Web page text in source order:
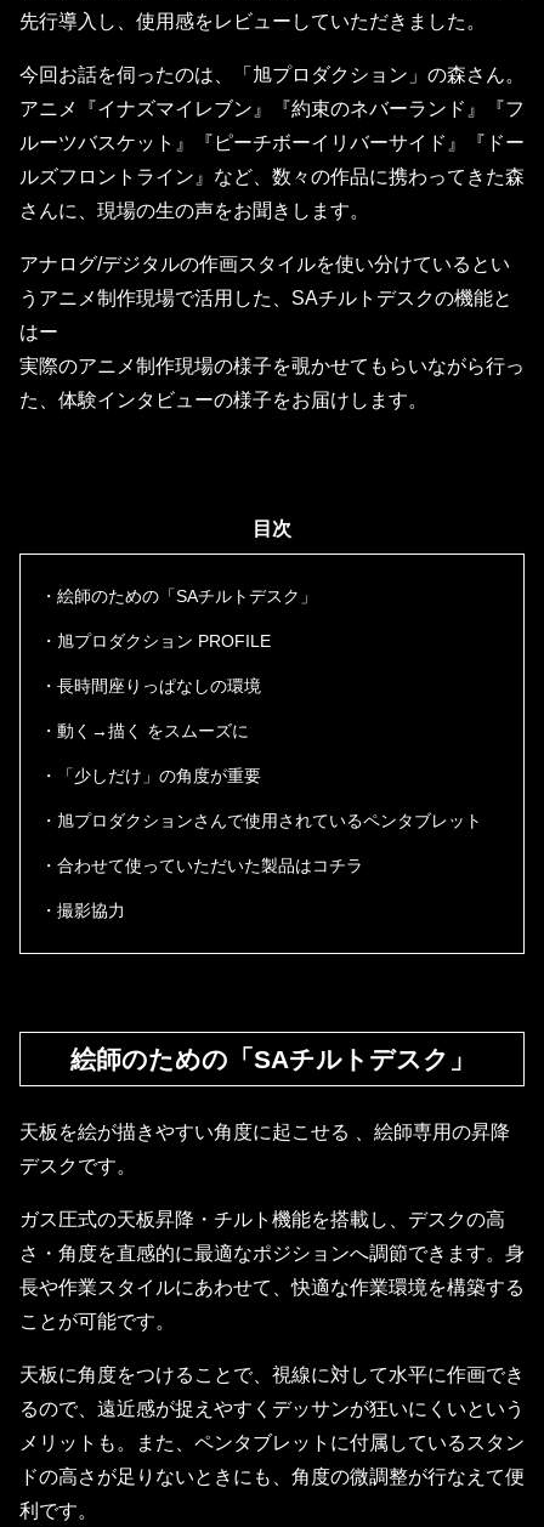
先行導入し、使用感をレビューしていただきました。
今回お話を伺ったのは、「旭プロダクション」の森さん。
アニメ『イナズマイレブン』『約束のネバーランド』『フ
ルーツバスケット』『ピーチボーイリバーサイド』『ドー
ルズフロントライン』など、数々の作品に携わってきた森
さんに、現場の生の声をお聞きします。
アナログ/デジタルの作画スタイルを使い分けているとい
うアニメ制作現場で活用した、SAチルトデスクの機能と
はー
実際のアニメ制作現場の様子を覗かせてもらいながら行っ
た、体験インタビューの様子をお届けします。
目次
・絵師のための「SAチルトデスク」
・旭プロダクション PROFILE
・長時間座りっぱなしの環境
・動く→描く をスムーズに
・「少しだけ」の角度が重要
・旭プロダクションさんで使用されているペンタブレット
・合わせて使っていただいた製品はコチラ
・撮影協力
絵師のための「SAチルトデスク」
天板を絵が描きやすい角度に起こせる 、絵師専用の昇降
デスクです。
ガス圧式の天板昇降・チルト機能を搭載し、デスクの高
さ・角度を直感的に最適なポジションへ調節できます。身
長や作業スタイルにあわせて、快適な作業環境を構築する
ことが可能です。
天板に角度をつけることで、視線に対して水平に作画でき
るので、遠近感が捉えやすくデッサンが狂いにくいという
メリットも。また、ペンタブレットに付属しているスタン
ドの高さが足りないときにも、角度の微調整が行なえて便
利です。